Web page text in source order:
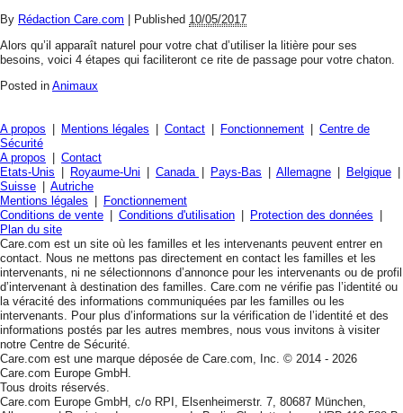
By Rédaction Care.com Published 10/05/2017
Alors qu’il apparaît naturel pour votre chat d’utiliser la litière pour ses
besoins, voici 4 étapes qui faciliteront ce rite de passage pour votre chaton.
Posted in Animaux
A propos Mentions légales Contact Fonctionnement
Centre de
Sécurité
A propos
Contact
Etats-Unis
Royaume-Uni Canada Pays-Bas Allemagne Belgique
Suisse
Autriche
Mentions légales
Fonctionnement
Conditions de vente
Conditions d'utilisation Protection des données
Plan du site
Care.com est un site où les familles et les intervenants peuvent entrer en
contact. Nous ne mettons pas directement en contact les familles et les
intervenants, ni ne sélectionnons d’annonce pour les intervenants ou de profil
d’intervenant à destination des familles. Care.com ne vérifie pas l’identité ou
la véracité des informations communiquées par les familles ou les
intervenants. Pour plus d’informations sur la vérification de l’identité et des
informations postés par les autres membres, nous vous invitons à visiter
notre Centre de Sécurité.
Care.com est une marque déposée de Care.com, Inc. © 2014 - 2026
Care.com Europe GmbH.
Tous droits réservés.
Care.com Europe GmbH, c/o RPI, Elsenheimerstr. 7, 80687 München,